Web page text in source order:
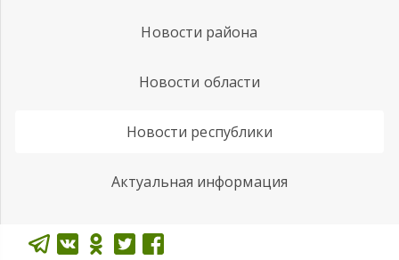
Новости района
Новости области
Новости республики
Актуальная информация